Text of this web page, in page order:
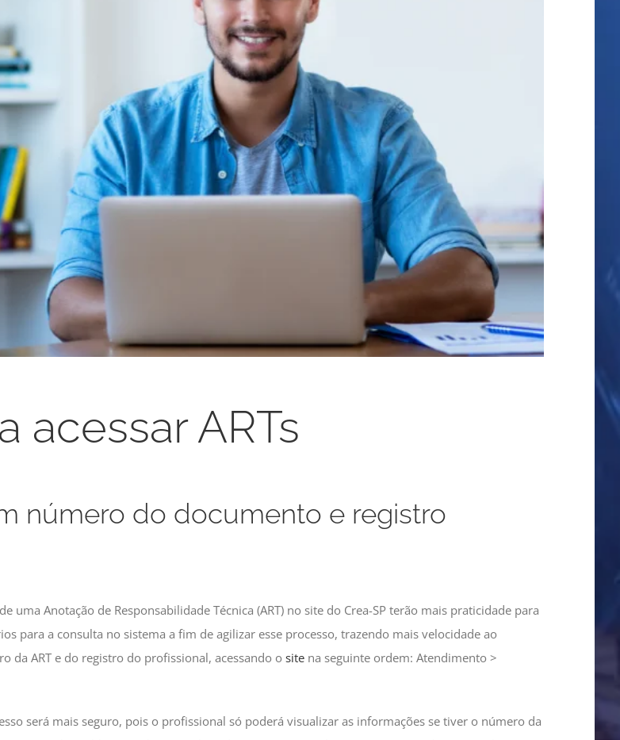
acessar ARTs
número do documento e registro
Anotação de Responsabilidade Técnica (ART) no site do Crea-SP terão mais praticidade para
para a consulta no sistema a fim de agilizar esse processo, trazendo mais velocidade ao
da ART e do registro do profissional, acessando o site na seguinte ordem: Atendimento >
será mais seguro, pois o profissional só poderá visualizar as informações se tiver o número da